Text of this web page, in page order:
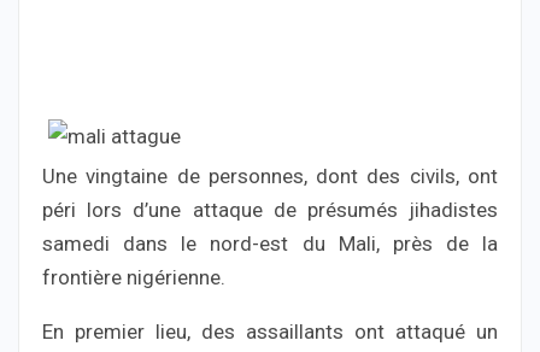
Une vingtaine de personnes, dont des civils, ont
péri lors d’une attaque de présumés jihadistes
samedi dans le nord-est du Mali, près de la
frontière nigérienne.
En premier lieu, des assaillants ont attaqué un